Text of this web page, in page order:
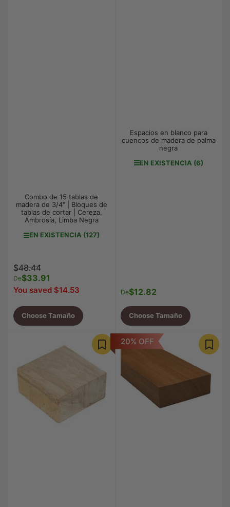
Combo de 15 tablas de
madera de 3/4" | Bloques de
tablas de cortar | Cereza,
Ambrosía, Limba Negra
EN EXISTENCIA (127)
Precio
regular
$48.44
de
venta
De$33.91
You saved $14.53
Choose Tamaño
Espacios en blanco para
cuencos de madera de palma
negra
EN EXISTENCIA (6)
Precio
De$12.82
Choose Tamaño
20% OFF